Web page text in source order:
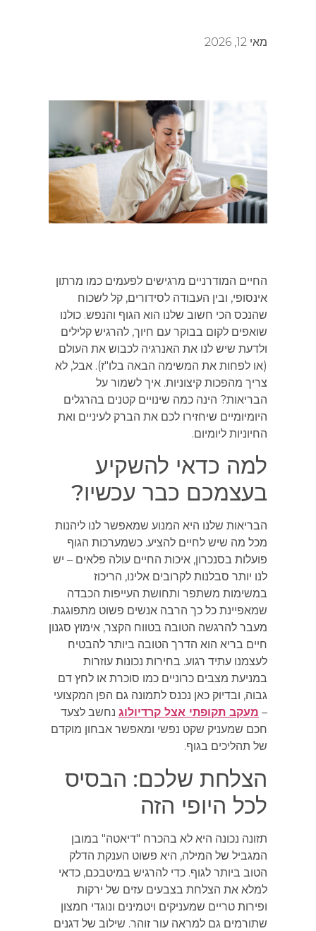
החיים המודרניים מרגישים לפעמים כמו מרתון
אינסופי, ובין העבודה לסידורים, קל לשכוח
שהנכס הכי חשוב שלנו הוא הגוף והנפש. כולנו
שואפים לקום בבוקר עם חיוך, להרגיש קלילים
ולדעת שיש לנו את האנרגיה לכבוש את העולם
(או לפחות את המשימה הבאה בלו"ז). אבל, לא
צריך מהפכות קיצוניות. איך לשמור על
הבריאות? הינה כמה שינויים קטנים בהרגלים
היומיומיים שיחזירו לכם את הברק לעיניים ואת
החיוניות ליומיום.
למה כדאי להשקיע
בעצמכם כבר עכשיו?
הבריאות שלנו היא המנוע שמאפשר לנו ליהנות
מכל מה שיש לחיים להציע. כשמערכות הגוף
פועלות בסנכרון, איכות החיים עולה פלאים – יש
לנו יותר סבלנות לקרובים אלינו, הריכוז
במשימות משתפר ותחושת העייפות הכבדה
שמאפיינת כל כך הרבה אנשים פשוט מתפוגגת.
מעבר להרגשה הטובה בטווח הקצר, אימוץ סגנון
חיים בריא הוא הדרך הטובה ביותר להבטיח
לעצמנו עתיד רגוע. בחירות נכונות עוזרות
במניעת מצבים כרוניים כמו סוכרת או לחץ דם
גבוה, ובדיוק כאן נכנס לתמונה גם הפן המקצועי
מעקב תקופתי אצל קרדיולוגנחשב לצעד
חכם שמעניק שקט נפשי ומאפשר אבחון מוקדם
של תהליכים בגוף.
הצלחת שלכם: הבסיס
לכל היופי הזה
תזונה נכונה היא לא בהכרח "דיאטה" במובן
המגביל של המילה, היא פשוט הענקת הדלק
הטוב ביותר לגוף. כדי להרגיש במיטבכם, כדאי
למלא את הצלחת בצבעים עזים של ירקות
ופירות טריים שמעניקים ויטמינים ונוגדי חמצון
שתורמים גם למראה עור זוהר. שילוב של דגנים